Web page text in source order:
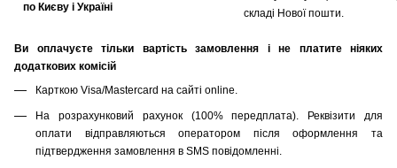
по Києву і Україні
складі Нової пошти.
Ви оплачуєте тільки вартість замовлення і не платите ніяких
додаткових комісій
Карткою Visa/Mastercard на сайті online.
На розрахунковий рахунок (100% передплата). Реквізити для
оплати відправляються оператором після оформлення та
підтвердження замовлення в SMS повідомленні.